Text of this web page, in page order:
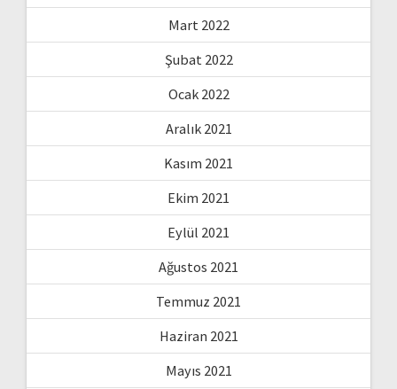
Mart 2022
Şubat 2022
Ocak 2022
Aralık 2021
Kasım 2021
Ekim 2021
Eylül 2021
Ağustos 2021
Temmuz 2021
Haziran 2021
Mayıs 2021